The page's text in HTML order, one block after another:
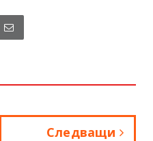
Следващи